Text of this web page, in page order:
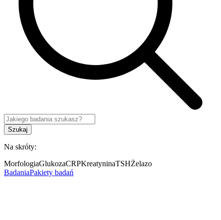
Szukaj
Na skróty:
MorfologiaGlukozaCRPKreatyninaTSHŻelazo
BadaniaPakiety badań